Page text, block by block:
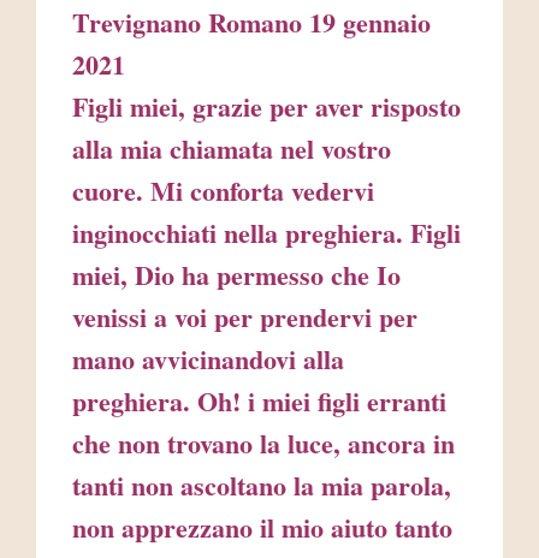
Trevignano Romano 19 gennaio
2021
Figli miei, grazie per aver risposto
alla mia chiamata nel vostro
cuore. Mi conforta vedervi
inginocchiati nella preghiera. Figli
miei, Dio ha permesso che Io
venissi a voi per prendervi per
mano avvicinandovi alla
preghiera. Oh! i miei figli erranti
che non trovano la luce, ancora in
tanti non ascoltano la mia parola,
non apprezzano il mio aiuto tanto